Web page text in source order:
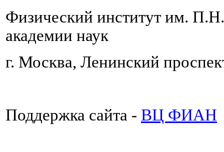
Физический институт им.
академии наук
г. Москва, Ленинский
Поддержка сайта - ВЦ ФИАН